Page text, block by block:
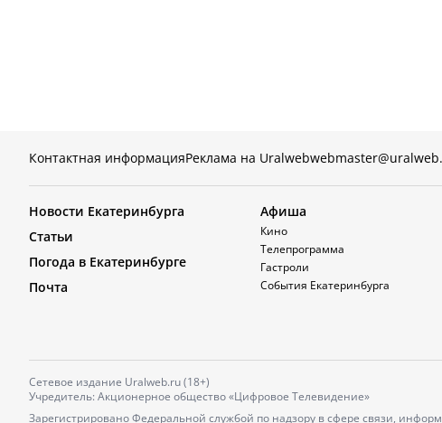
Контактная информацияРеклама на Uralweb
Новости Екатеринбурга
Статьи
Погода в Екатеринбурге
Почта
Афиша
Кино
Телепрограмма
Гастроли
События Екатеринбурга
Сетевое издание Uralweb.ru (18+)
Учредитель: Акционерное общество «Цифровое Телевидение»
Зарегистрировано Федеральной службой по надзору в сфере связи,